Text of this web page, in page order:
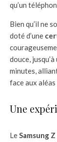
qu’un
Bien qu’il ne
doté d’une
douce,
minutes,
face aux
Une
LeSamsung